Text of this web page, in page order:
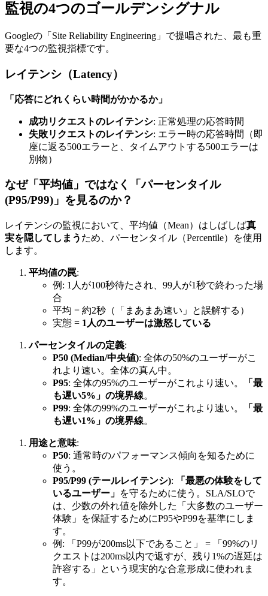
監視の4つのゴールデンシグナル
Googleの「Site Reliability Engineering」で提唱された、最も重
要な4つの監視指標です。
レイテンシ（Latency）
「応答にどれくらい時間がかかるか」
成功リクエストのレイテンシ: 正常処理の応答時間
失敗リクエストのレイテンシ: エラー時の応答時間（即
座に返る500エラーと、タイムアウトする500エラーは
別物）
なぜ「平均値」ではなく「パーセンタイル
(P95/P99)」を見るのか？
レイテンシの監視において、平均値（Mean）はしばしば真
実を隠してしまう ため、パーセンタイル（Percentile）を使用
します。
平均値の罠:
例: 1人が100秒待たされ、99人が1秒で終わった場
合
平均 = 約2秒（「まあまあ速い」と誤解する）
実態 = 1人のユーザーは激怒している
パーセンタイルの定義:
P50 (Median/中央値): 全体の50%のユーザーがこ
れより速い。全体の真ん中。
P95: 全体の95%のユーザーがこれより速い。
「最
も遅い5%」の境界線。
P99: 全体の99%のユーザーがこれより速い。
「最
も遅い1%」の境界線。
用途と意味:
P50: 通常時のパフォーマンス傾向を知るために
使う。
P95/P99 (テールレイテンシ):
「最悪の体験をして
いるユーザー」 を守るために使う。SLA/SLOで
は、少数の外れ値を除外した「大多数のユーザー
体験」を保証するためにP95やP99を基準にしま
す。
例: 「P99が200ms以下であること」 = 「99%のリ
クエストは200ms以内で返すが、残り1%の遅延は
許容する」という現実的な合意形成に使われま
す。